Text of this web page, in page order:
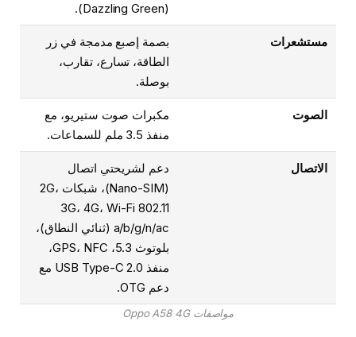
(Dazzling Green).
مستشعرات
بصمة إصبع مدمجة في زر
الطاقة، تسارع، تقارب،
بوصلة.
الصوت
مكبرات صوت ستيريو، مع
منفذ 3.5 ملم للسماعات.
الاتصال
دعم لشريحتي اتصال
(Nano-SIM)، شبكات 2G،
3G، 4G، Wi-Fi 802.11
a/b/g/n/ac (ثنائي النطاق)،
بلوتوث 5.3، GPS، NFC،
منفذ USB Type-C 2.0 مع
دعم OTG.
مواصفات Oppo A58 4G